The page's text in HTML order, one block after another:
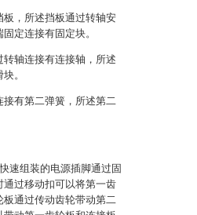
，所述挡板通过转轴安
定连接有固定块。
轴连接有连接轴，所述
。
有第二弹簧，所述第二
速组装的电源插脚通过固
过移动扣可以将第一齿
通过传动齿轮带动第二